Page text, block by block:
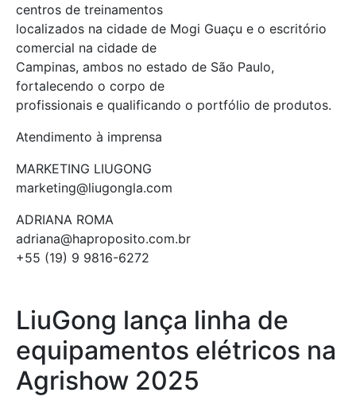
centros de treinamentos
localizados na cidade de Mogi Guaçu e o escritório
comercial na cidade de
Campinas, ambos no estado de São Paulo,
fortalecendo o corpo de
profissionais e qualificando o portfólio de produtos.
Atendimento à imprensa
MARKETING LIUGONG
marketing@liugongla.com
ADRIANA ROMA
adriana@haproposito.com.br
+55 (19) 9 9816-6272
LiuGong lança linha de
equipamentos elétricos na
Agrishow 2025